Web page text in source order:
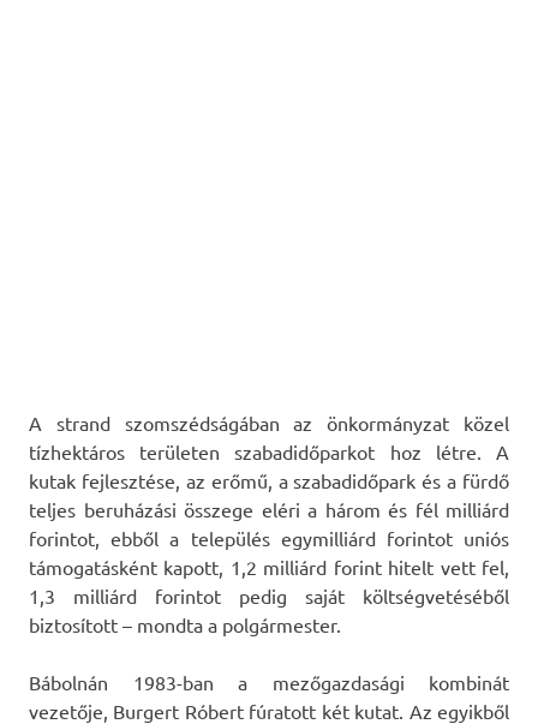
A strand szomszédságában az önkormányzat közel
tízhektáros területen szabadidőparkot hoz létre. A
kutak fejlesztése, az erőmű, a szabadidőpark és a fürdő
teljes beruházási összege eléri a három és fél milliárd
forintot, ebből a település egymilliárd forintot uniós
támogatásként kapott, 1,2 milliárd forint hitelt vett fel,
1,3 milliárd forintot pedig saját költségvetéséből
biztosított – mondta a polgármester.
Bábolnán 1983-ban a mezőgazdasági kombinát
vezetője, Burgert Róbert fúratott két kutat. Az egyikből